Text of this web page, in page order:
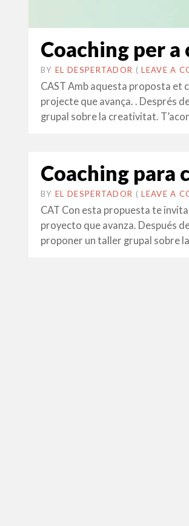
Coaching per
BY EL DESPERTADOR ON
1
SETEMBRE
2014
•(LEAVE A
CAST Amb aquesta proposta et
projecte que avança. . Després
grupal sobre la creativitat.
Coaching para
BY EL DESPERTADOR ON
6
FEBRER
•(LEAVE A
CAT Con esta propuesta te
proyecto que avanza. Después
proponer un taller grupal sobre